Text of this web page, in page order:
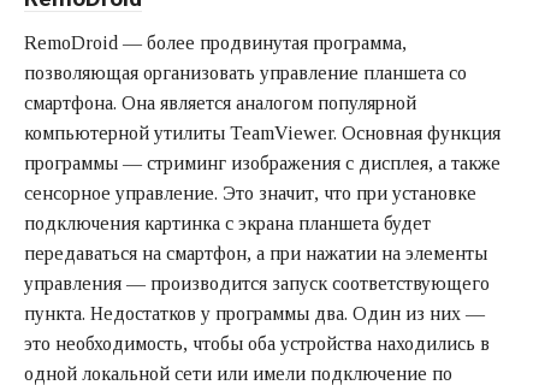
RemoDroid — более продвинутая программа,
позволяющая организовать управление планшета со
смартфона. Она является аналогом популярной
компьютерной утилиты TeamViewer. Основная функция
программы — стриминг изображения с дисплея, а также
сенсорное управление. Это значит, что при установке
подключения картинка с экрана планшета будет
передаваться на смартфон, а при нажатии на элементы
управления — производится запуск соответствующего
пункта. Недостатков у программы два. Один из них —
это необходимость, чтобы оба устройства находились в
одной локальной сети или имели подключение по